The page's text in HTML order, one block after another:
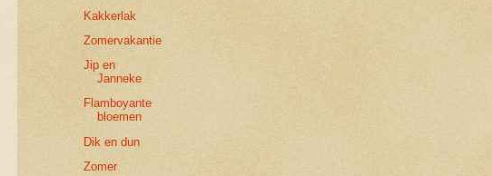
Kakkerlak
Zomervakantie
Jip en
Janneke
Flamboyante
bloemen
Dik en dun
Zomer